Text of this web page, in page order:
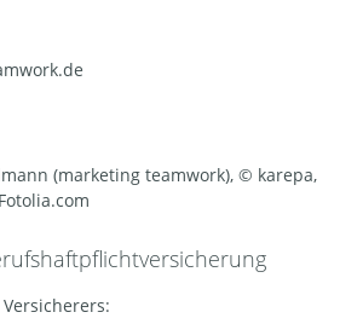
(marketing teamwork), © karepa,